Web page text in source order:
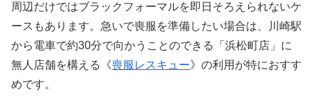
周辺だけではブラックフォーマルを即日そろえられないケ
ースもあります。急いで喪服を準備したい場合は、川崎駅
から電車で約30分で向かうことのできる「浜松町店」に
無人店舗を構える《喪服レスキュー》の利用が特におすす
めです。